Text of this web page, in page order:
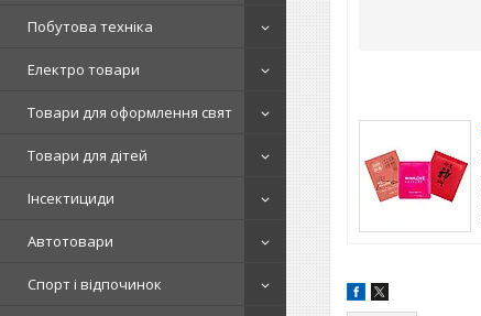
Побутова техніка
Електро товари
Товари для оформлення свят
Товари для дітей
Інсектициди
Автотовари
Спорт і відпочинок